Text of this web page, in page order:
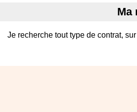
Ma
Je recherche tout type de contrat,